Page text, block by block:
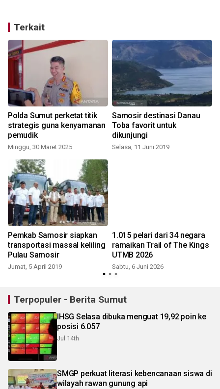
Terkait
Polda Sumut perketat titik
strategis guna kenyamanan
pemudik
Minggu, 30 Maret 2025
Samosir destinasi Danau
Toba favorit untuk
dikunjungi
Selasa, 11 Juni 2019
Pemkab Samosir siapkan
transportasi massal keliling
Pulau Samosir
Jumat, 5 April 2019
1.015 pelari dari 34 negara
ramaikan Trail of The Kings
UTMB 2026
Sabtu, 6 Juni 2026
Terpopuler - Berita Sumut
IHSG Selasa dibuka menguat 19,92 poin ke
posisi 6.057
Jul 14th
SMGP perkuat literasi kebencanaan siswa di
wilayah rawan gunung api